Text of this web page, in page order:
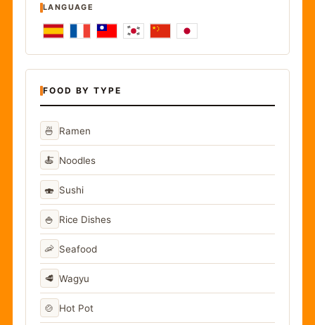
LANGUAGE
FOOD BY TYPE
🍜 Ramen
🍝 Noodles
🍣 Sushi
🍚 Rice Dishes
🦐 Seafood
🥩 Wagyu
🍲 Hot Pot